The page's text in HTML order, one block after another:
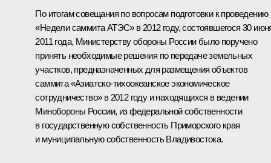
По итогамсовещания по вопросам подготовки к проведению
«Недели саммита АТЭС» в 2012 году, состоявшегося 30
2011 года, Министерству обороны России было поручено
принять необходимые решения по передаче земельных
участков, предназначенных для размещения объектов
саммита «Азиатско-тихоокеанское экономическое
сотрудничество» в 2012 году и находящихся в ведении
Минобороны России, из федеральной собственности
в государственную собственность Приморского края
и муниципальную собственность Владивостока.